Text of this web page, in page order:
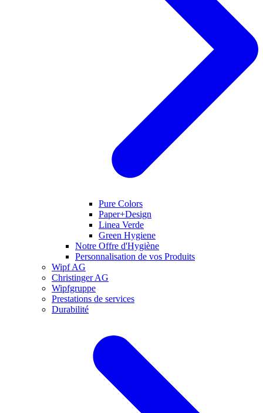
Pure Colors
Paper+Design
Linea Verde
Green Hygiene
Notre Offre d'Hygiène
Personnalisation de vos Produits
Wipf AG
Christinger AG
Wipfgruppe
Prestations de services
Durabilité